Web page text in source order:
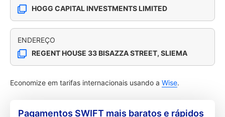
HOGG CAPITAL INVESTMENTS LIMITED
ENDEREÇO
REGENT HOUSE 33 BISAZZA STREET, SLIEMA
Economize em tarifas internacionais usando a Wise.
Pagamentos SWIFT mais baratos e rápidos